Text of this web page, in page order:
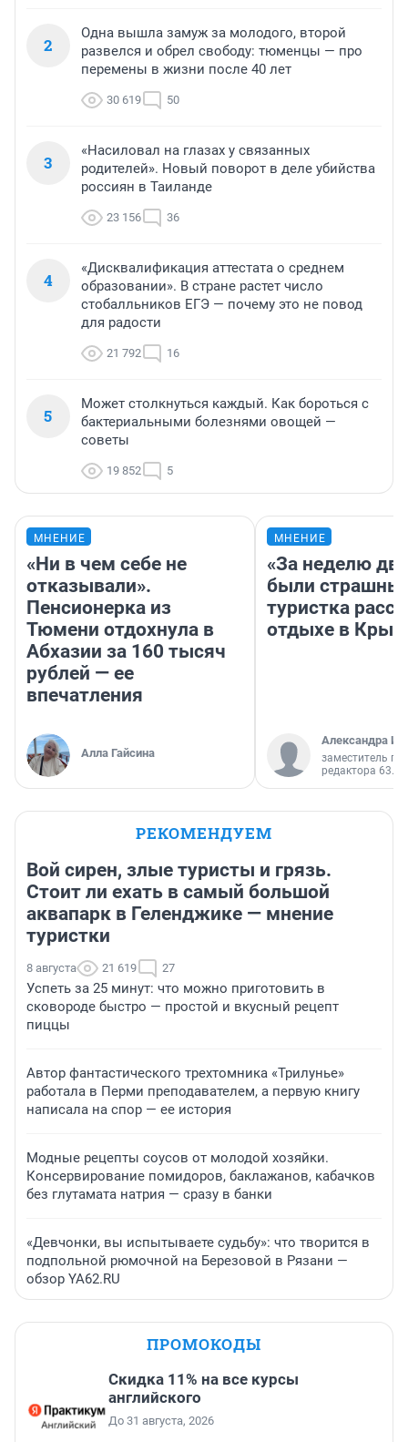
2
Одна вышла замуж за молодого, второй
развелся и обрел свободу: тюменцы — про
перемены в жизни после 40 лет
30 619 50
3
«Насиловал на глазах у связанных
родителей». Новый поворот в деле убийства
россиян в Таиланде
23 156 36
4
«Дисквалификация аттестата о среднем
образовании». В стране растет число
стобалльников ЕГЭ — почему это не повод
для радости
21 792 16
5
Может столкнуться каждый. Как бороться с
бактериальными болезнями овощей —
советы
19 852 5
МНЕНИЕ
«Ни в чем себе не
отказывали».
Пенсионерка из
Тюмени отдохнула в
Абхазии за 160 тысяч
рублей — ее
впечатления
Алла Гайсина
МНЕНИЕ
«За неделю
были
туристка
отдыхе в
Александра
заместитель
редактора 63.RU
РЕКОМЕНДУЕМ
Вой сирен, злые туристы и грязь.
Стоит ли ехать в самый большой
аквапарк в Геленджике — мнение
туристки
8 августа 21 619 27
Успеть за 25 минут: что можно приготовить в
сковороде быстро — простой и вкусный рецепт
пиццы
Автор фантастического трехтомника «Трилунье»
работала в Перми преподавателем, а первую книгу
написала на спор — ее история
Модные рецепты соусов от молодой хозяйки.
Консервирование помидоров, баклажанов, кабачков
без глутамата натрия — сразу в банки
«Девчонки, вы испытываете судьбу»: что творится в
подпольной рюмочной на Березовой в Рязани —
обзор YA62.RU
ПРОМОКОДЫ
Скидка 11% на все курсы
английского
До 31 августа, 2026